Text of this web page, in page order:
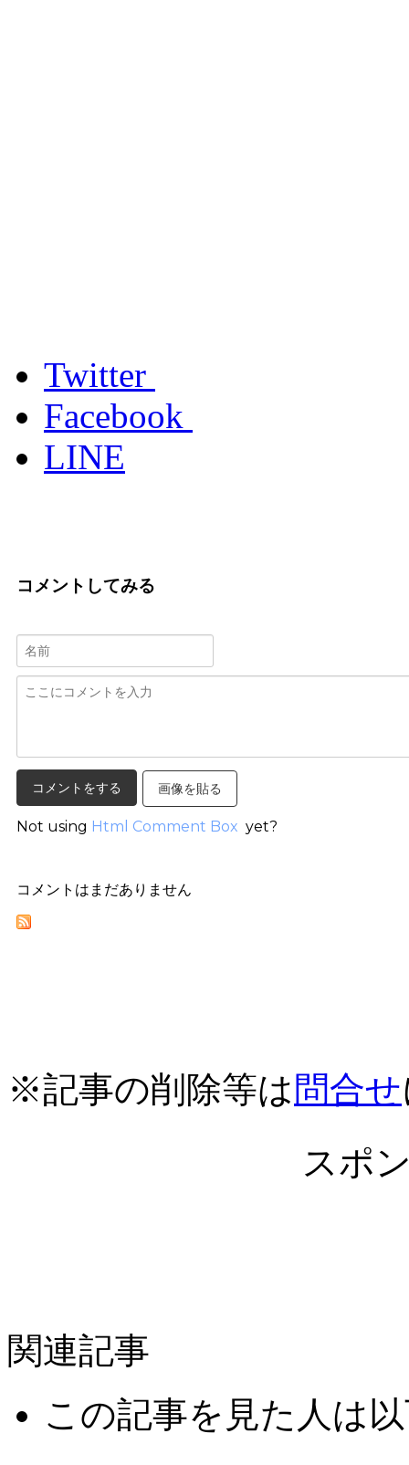
Twitter
Facebook
LINE
コメントしてみる
画像を貼る
Not using Html Comment Box yet?
コメントはまだありません
※記事の削除等は 問合せ
スポ
関連記事
この記事を見た人は